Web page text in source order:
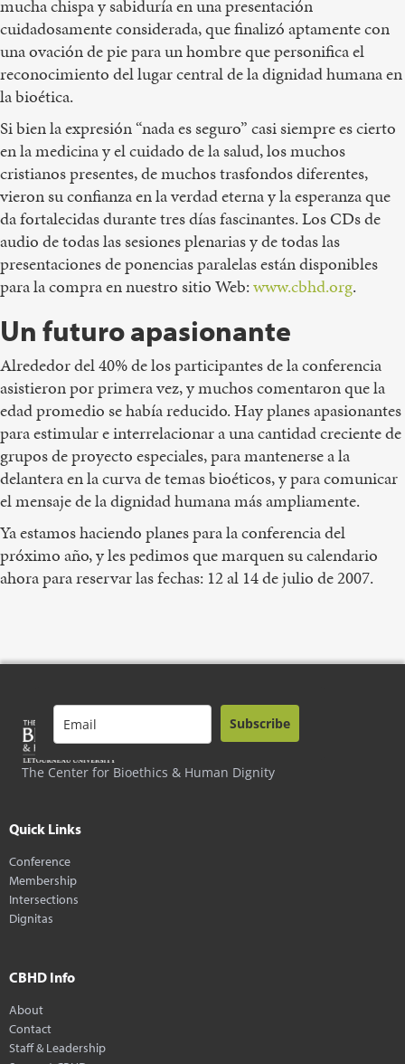
mucha chispa y sabiduría en una presentación
cuidadosamente considerada, que finalizó aptamente con
una ovación de pie para un hombre que personifica el
reconocimiento del lugar central de la dignidad humana en
la bioética.
Si bien la expresión “nada es seguro” casi siempre es cierto
en la medicina y el cuidado de la salud, los muchos
cristianos presentes, de muchos trasfondos diferentes,
vieron su confianza en la verdad eterna y la esperanza que
da fortalecidas durante tres días fascinantes. Los CDs de
audio de todas las sesiones plenarias y de todas las
presentaciones de ponencias paralelas están disponibles
para la compra en nuestro sitio Web:www.cbhd.org.
Un futuro apasionante
Alrededor del 40% de los participantes de la conferencia
asistieron por primera vez, y muchos comentaron que la
edad promedio se había reducido. Hay planes apasionantes
para estimular e interrelacionar a una cantidad creciente de
grupos de proyecto especiales, para mantenerse a la
delantera en la curva de temas bioéticos, y para comunicar
el mensaje de la dignidad humana más ampliamente.
Ya estamos haciendo planes para la conferencia del
próximo año, y les pedimos que marquen su calendario
ahora para reservar las fechas: 12 al 14 de julio de 2007.
The Center for Bioethics & Human Dignity
Subscribe
Quick Links
Conference
Membership
Intersections
Dignitas
CBHD Info
About
Contact
Staff & Leadership